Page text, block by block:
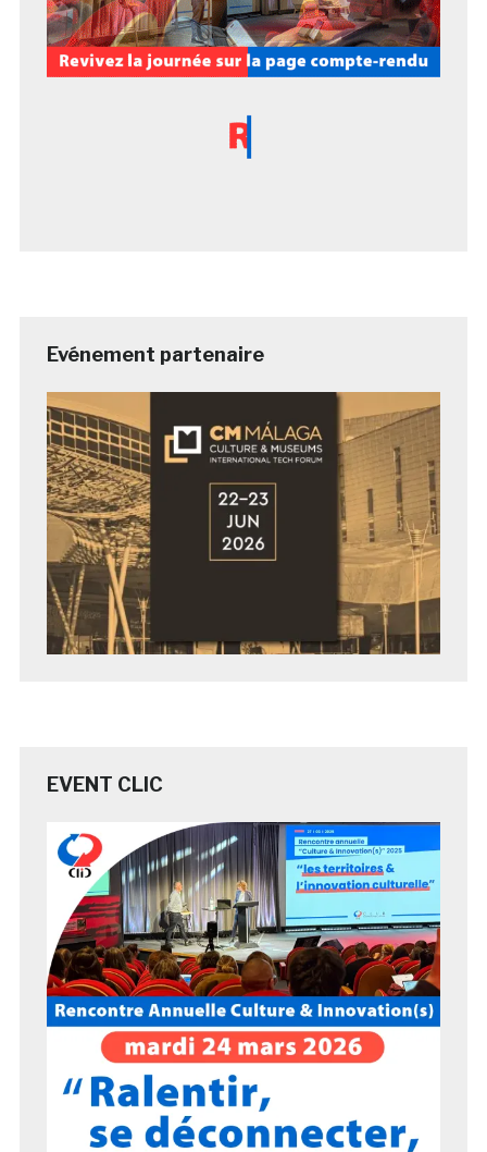
Evénement partenaire
EVENT CLIC